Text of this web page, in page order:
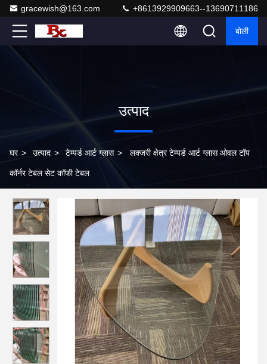
gracewish@163.com +8613929909663--13690711186
बोली
उत्पाद
घर > उत्पाद > टेम्पर्ड आर्ट ग्लास > लक्जरी क्षेत्र टेम्पर्ड आर्ट ग्लास ओवल टॉप
कॉर्नर टेबल सेट कॉफी टेबल